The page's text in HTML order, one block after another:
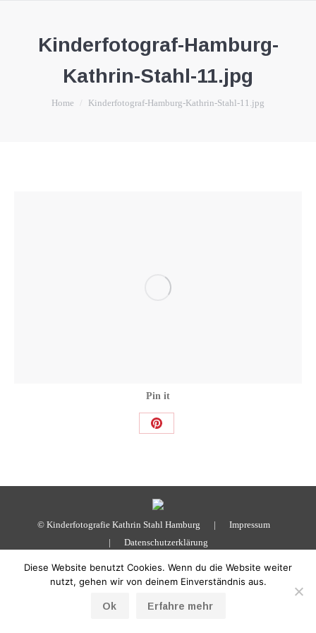
Kinderfotograf-Hamburg-
Kathrin-Stahl-11.jpg
You are here:
Home Kinderfotograf-Hamburg-Kathrin-Stahl-11.jpg
Pin it
Share
© Kinderfotografie Kathrin Stahl Hamburg | Impressum
| Datenschutzerklärung
Diese Website benutzt Cookies. Wenn du die Website weiter
nutzt, gehen wir von deinem Einverständnis aus.
Ok Erfahre mehr